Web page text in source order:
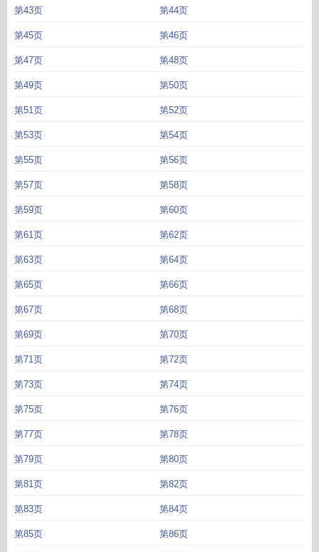
第43页 第44页
第45页 第46页
第47页 第48页
第49页 第50页
第51页 第52页
第53页 第54页
第55页 第56页
第57页 第58页
第59页 第60页
第61页 第62页
第63页 第64页
第65页 第66页
第67页 第68页
第69页 第70页
第71页 第72页
第73页 第74页
第75页 第76页
第77页 第78页
第79页 第80页
第81页 第82页
第83页 第84页
第85页 第86页